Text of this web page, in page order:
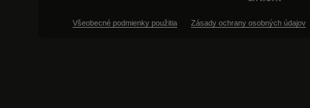
Všeobecné podmienky použitia Zásady ochrany osobných údajov